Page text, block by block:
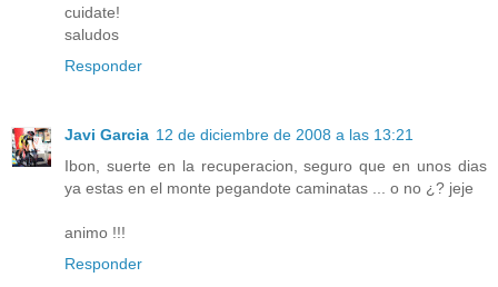
cuidate!
saludos
Responder
Javi Garcia 12 de diciembre de 2008 a las 13:21
Ibon, suerte en la recuperacion, seguro que en unos dias
ya estas en el monte pegandote caminatas ... o no ¿? jeje
animo !!!
Responder